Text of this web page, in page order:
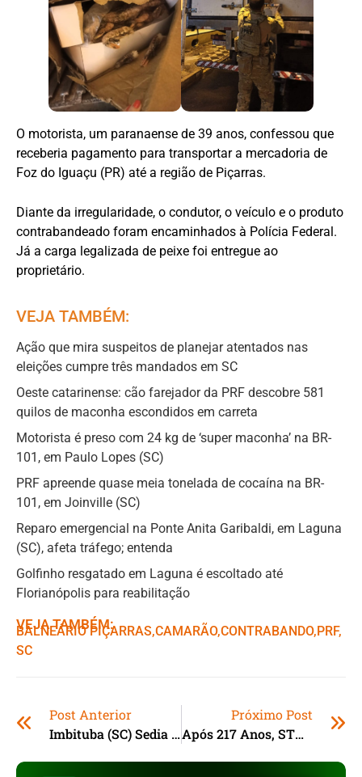
O motorista, um paranaense de 39 anos, confessou que
receberia pagamento para transportar a mercadoria de
Foz do Iguaçu (PR) até a região de Piçarras.
Diante da irregularidade, o condutor, o veículo e o produto
contrabandeado foram encaminhados à Polícia Federal.
Já a carga legalizada de peixe foi entregue ao
proprietário.
VEJA TAMBÉM:
Ação que mira suspeitos de planejar atentados nas
eleições cumpre três mandados em SC
Oeste catarinense: cão farejador da PRF descobre 581
quilos de maconha escondidos em carreta
Motorista é preso com 24 kg de ‘super maconha’ na BR-
101, em Paulo Lopes (SC)
PRF apreende quase meia tonelada de cocaína na BR-
101, em Joinville (SC)
Reparo emergencial na Ponte Anita Garibaldi, em Laguna
(SC), afeta tráfego; entenda
Golfinho resgatado em Laguna é escoltado até
Florianópolis para reabilitação
VEJA TAMBÉM:
BALNEÁRIO PIÇARRAS,ㅤCAMARÃO,ㅤCONTRABANDO,ㅤPRF,ㅤ
SC
Post Anterior
Imbituba (SC) Sedia O “Ibiraquera Paddle Challenge – Desafio Dos Remos”
Próximo Post
Após 217 Anos, STM Empossa Primeira Mulher Na Presidência